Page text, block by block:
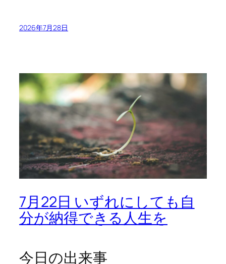
2026年7月28日
7月22日 いずれにしても自
分が納得できる人生を
今日の出来事